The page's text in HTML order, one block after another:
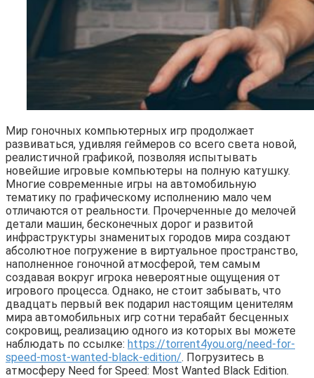
Мир гоночных компьютерных игр продолжает
развиваться, удивляя геймеров со всего света новой,
реалистичной графикой, позволяя испытывать
новейшие игровые компьютеры на полную катушку.
Многие современные игры на автомобильную
тематику по графическому исполнению мало чем
отличаются от реальности. Прочерченные до мелочей
детали машин, бесконечных дорог и развитой
инфраструктуры знаменитых городов мира создают
абсолютное погружение в виртуальное пространство,
наполненное гоночной атмосферой, тем самым
создавая вокруг игрока невероятные ощущения от
игрового процесса. Однако, не стоит забывать, что
двадцать первый век подарил настоящим ценителям
мира автомобильных игр сотни терабайт бесценных
сокровищ, реализацию одного из которых вы можете
наблюдать по ссылке: https://torrent4you.org/need-for-
speed-most-wanted-black-edition/. Погрузитесь в
атмосферу Need for Speed: Most Wanted Black Edition.